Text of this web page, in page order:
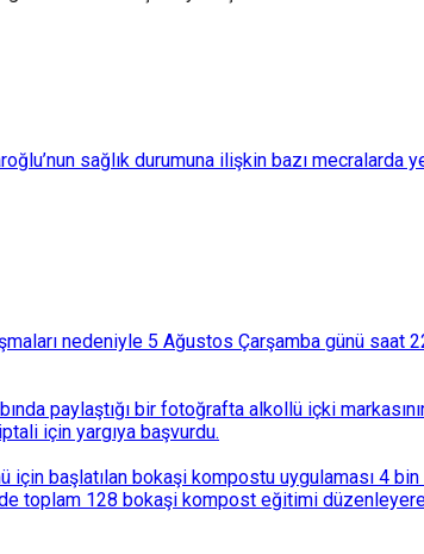
sağlık durumuna ilişkin bazı mecralarda
nedeniyle 5 Ağustos Çarşamba günü
paylaştığı bir fotoğrafta alkollü içki
için yargıya başvurdu.
için başlatılan bokaşi kompostu uygulaması 4
toplam 128 bokaşi kompost eğitimi